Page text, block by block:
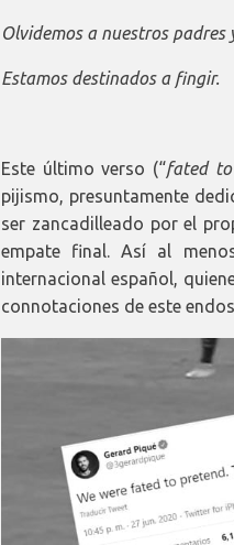
Olvidemos a nuestros padres
Estamos destinados a fingir.
Este último verso (“fated
pijismo, presuntamente
ser zancadilleado por el
empate final. Así al
internacional español,
connotaciones de este